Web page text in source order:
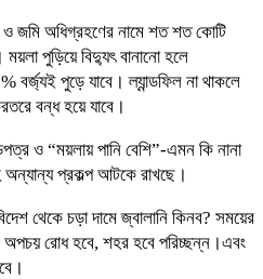
ও জমি অধিগ্রহণের নামে শত শত কোটি
পুড়িয়ে বিদ্যুৎ বানানো হলে
বর্জ্যই পুড়ে যাবে। ল্যান্ডফিল না থাকলে
বন্ধ হয়ে যাবে।
ও “ময়লায় পানি বেশি”-এমন কি নানা
অন্যান্য প্রকল্প আটকে রাখছে।
থেকে চড়া দামে জ্বালানি কিনব? সময়ের
অপচয় রোধ হবে, শহর হবে পরিচ্ছন্ন।এবং